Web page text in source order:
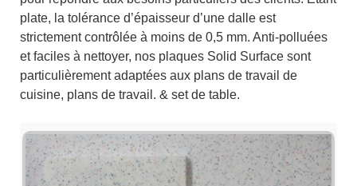
plate, la tolérance d’épaisseur d’une dalle est
strictement contrôlée à moins de 0,5 mm. Anti-polluées
et faciles à nettoyer, nos plaques Solid Surface sont
particulièrement adaptées aux plans de travail de
cuisine, plans de travail. & set de table.